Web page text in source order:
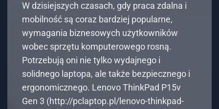
W dzisiejszych czasach, gdy praca zdalna i
mobilność są coraz bardziej popularne,
wymagania biznesowych użytkowników
wobec sprzętu komputerowego rosną.
Potrzebują oni nie tylko wydajnego i
solidnego laptopa, ale także bezpiecznego i
ergonomicznego. Lenovo ThinkPad P15v
Gen 3 (http://pclaptop.pl/lenovo-thinkpad-